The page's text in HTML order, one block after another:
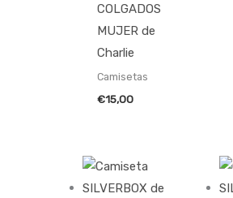
COLGADOS
MUJER de
Charlie
Camisetas
€15,00